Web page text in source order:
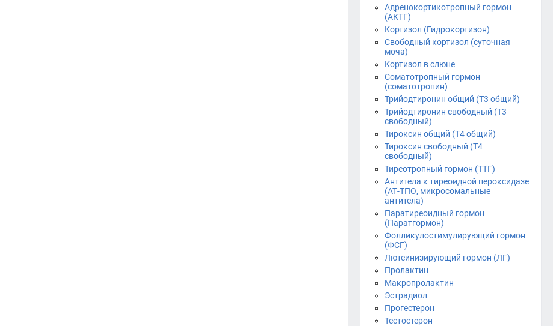
Адренокортикотропный гормон
(АКТГ)
Кортизол (Гидрокортизон)
Свободный кортизол (суточная
моча)
Кортизол в слюне
Соматотропный гормон
(соматотропин)
Трийодтиронин общий (Т3 общий)
Трийодтиронин свободный (Т3
свободный)
Тироксин общий (Т4 общий)
Тироксин свободный (Т4
свободный)
Тиреотропный гормон (ТТГ)
Антитела к тиреоидной пероксидазе
(АТ-ТПО, микросомальные
антитела)
Паратиреоидный гормон
(Паратгормон)
Фолликулостимулирующий гормон
(ФСГ)
Лютеинизирующий гормон (ЛГ)
Пролактин
Макропролактин
Эстрадиол
Прогестерон
Тестостерон